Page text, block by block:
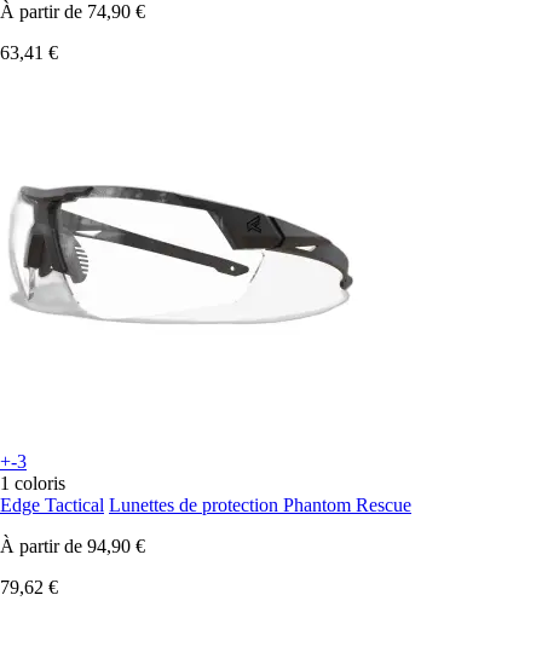
À partir de 74,90 €
63,41 €
+-3
1 coloris
Edge Tactical Lunettes de protection Phantom Rescue
À partir de 94,90 €
79,62 €